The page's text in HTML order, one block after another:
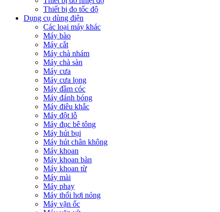
Thiết bị đo tốc độ
Dụng cụ dùng điện
Các loại máy khác
Máy bào
Máy cắt
Máy chà nhám
Máy chà sàn
Máy cưa
Máy cưa lọng
Máy đầm cóc
Máy đánh bóng
Máy điêu khắc
Máy đột lỗ
Máy đục bê tông
Máy hút bụi
Máy hút chân không
Máy khoan
Máy khoan bàn
Máy khoan từ
Máy mài
Máy phay
Máy thổi hơi nóng
Máy vặn ốc